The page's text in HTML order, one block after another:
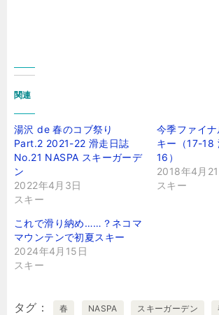
関連
湯沢 de 春のコブ祭り
Part.2 2021-22 滑走日誌
No.21 NASPA スキーガーデ
ン
2022年4月3日
スキー
今季ファイ
キー（17-18
16）
2018年4月
スキー
これで滑り納め……？ネコマ
マウンテンで初夏スキー
2024年4月15日
スキー
タグ 春 NASPA スキーガーデン